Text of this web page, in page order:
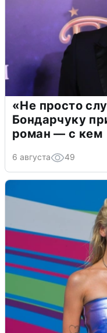
«Не просто
Бондарчуку
роман — с кем
6 августа 49